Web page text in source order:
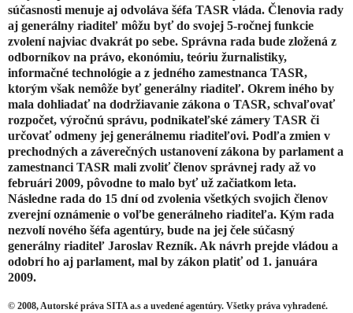
súčasnosti menuje aj odvoláva šéfa TASR vláda. Členovia rady
aj generálny riaditeľ môžu byť do svojej 5-ročnej funkcie
zvolení najviac dvakrát po sebe. Správna rada bude zložená z
odborníkov na právo, ekonómiu, teóriu žurnalistiky,
informačné technológie a z jedného zamestnanca TASR,
ktorým však nemôže byť generálny riaditeľ. Okrem iného by
mala dohliadať na dodržiavanie zákona o TASR, schvaľovať
rozpočet, výročnú správu, podnikateľské zámery TASR či
určovať odmeny jej generálnemu riaditeľovi. Podľa zmien v
prechodných a záverečných ustanovení zákona by parlament a
zamestnanci TASR mali zvoliť členov správnej rady až vo
februári 2009, pôvodne to malo byť už začiatkom leta.
Následne rada do 15 dní od zvolenia všetkých svojich členov
zverejní oznámenie o voľbe generálneho riaditeľa. Kým rada
nezvolí nového šéfa agentúry, bude na jej čele súčasný
generálny riaditeľ Jaroslav Rezník. Ak návrh prejde vládou a
odobrí ho aj parlament, mal by zákon platiť od 1. januára
2009.
© 2008, Autorské práva SITA a.s a uvedené agentúry. Všetky práva vyhradené.